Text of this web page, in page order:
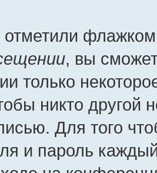
, вы
только
никто другой
Для того
и пароль